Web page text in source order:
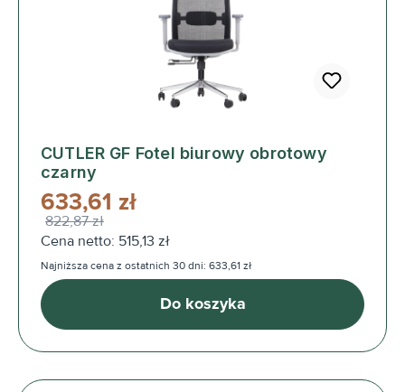
CUTLER GF Fotel biurowy obrotowy
czarny
633,61 zł
822,87 zł
Cena netto: 515,13 zł
Najniższa cena z ostatnich 30 dni: 633,61 zł
Do koszyka